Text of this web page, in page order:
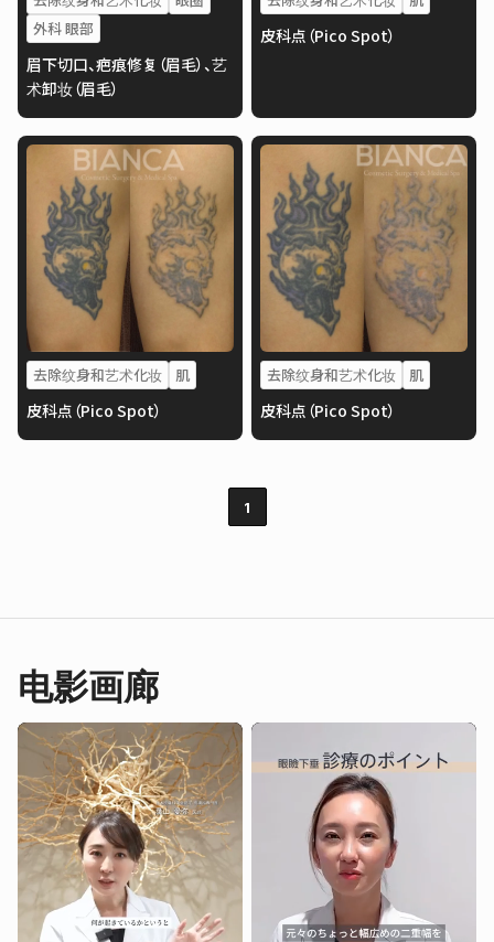
外科 眼部
眉下切口、疤痕修复（眉毛）、艺
术卸妆（眉毛）
皮科点（Pico Spot）
去除纹身和艺术化妆 肌
皮科点（Pico Spot）
去除纹身和艺术化妆 肌
皮科点（Pico Spot）
1
电影画廊